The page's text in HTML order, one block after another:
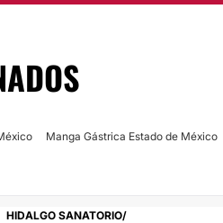
Manga Gástrica Estado de México
HIDALGO SANATORIO